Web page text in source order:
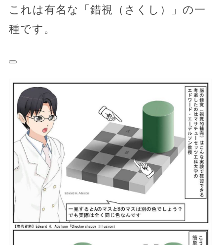
これは有名な「錯視（さくし）」の一
種です。